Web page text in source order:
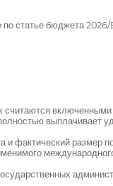
по статье бюджета
считаются
выплачивает
и фактический размер